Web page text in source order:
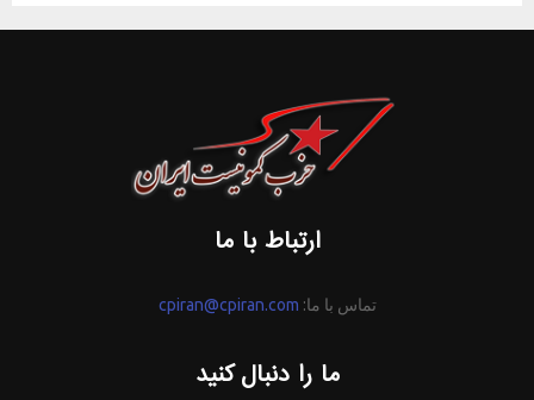
ارتباط با ما
تماس با ما: cpiran@cpiran.com
ما را دنبال کنید